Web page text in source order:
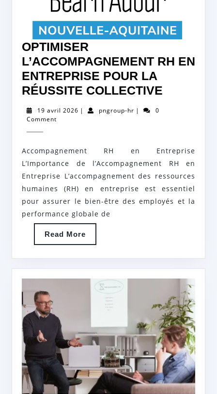
OPTIMISER
L’ACCOMPAGNEMENT RH EN
ENTREPRISE POUR LA
RÉUSSITE COLLECTIVE
POUR
LA
19 avril 2026 19| pngroup-hrpngroup-
|
0
Comment
Accompagnement RH en Entreprise
L’Importance de l’Accompagnement RH en
Entreprise L’accompagnement des ressources
humaines (RH) en entreprise est essentiel
pour assurer le bien-être des employés et la
performance globale de
Read More
More